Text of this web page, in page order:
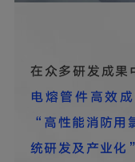
在众多研发成果
电熔管件高效
“高性能消防用
统研发及产业化